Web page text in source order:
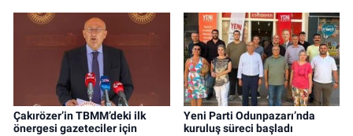
Çakırözer’in TBMM’deki ilk
önergesi gazeteciler için
Yeni Parti Odunpazarı’nda
kuruluş süreci başladı